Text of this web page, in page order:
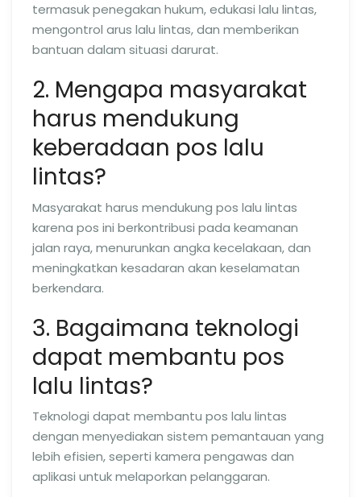
termasuk penegakan hukum, edukasi lalu lintas,
mengontrol arus lalu lintas, dan memberikan
bantuan dalam situasi darurat.
2. Mengapa masyarakat
harus mendukung
keberadaan pos lalu
lintas?
Masyarakat harus mendukung pos lalu lintas
karena pos ini berkontribusi pada keamanan
jalan raya, menurunkan angka kecelakaan, dan
meningkatkan kesadaran akan keselamatan
berkendara.
3. Bagaimana teknologi
dapat membantu pos
lalu lintas?
Teknologi dapat membantu pos lalu lintas
dengan menyediakan sistem pemantauan yang
lebih efisien, seperti kamera pengawas dan
aplikasi untuk melaporkan pelanggaran.